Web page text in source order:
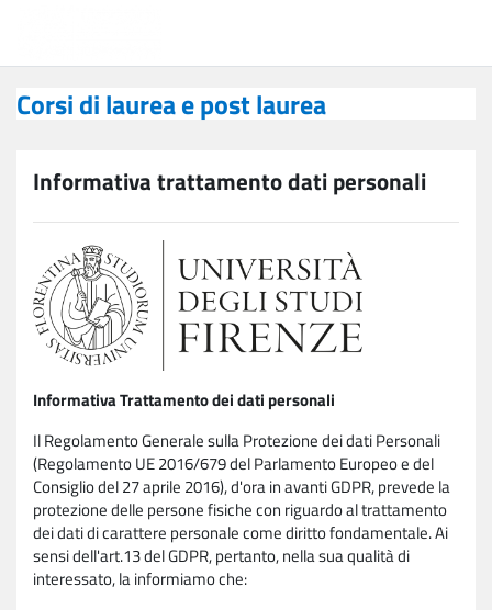
Corsi di laurea e post laurea
Informativa trattamento dati personali
Informativa Trattamento dei dati personali
Il Regolamento Generale sulla Protezione dei dati Personali
(Regolamento UE 2016/679 del Parlamento Europeo e del
Consiglio del 27 aprile 2016), d'ora in avanti GDPR, prevede la
protezione delle persone fisiche con riguardo al trattamento
dei dati di carattere personale come diritto fondamentale. Ai
sensi dell'art.13 del GDPR, pertanto, nella sua qualità di
interessato, la informiamo che: